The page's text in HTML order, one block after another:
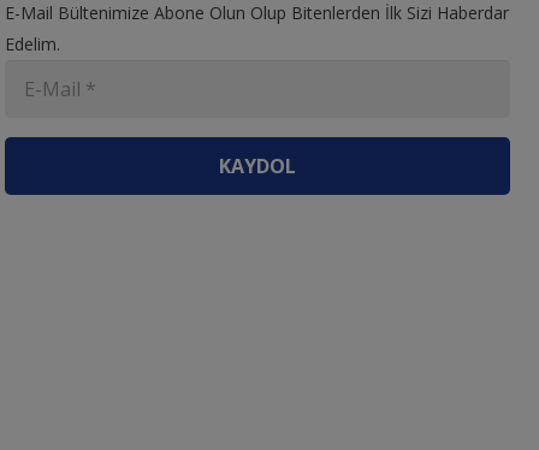
E-Mail Bültenimize Abone Olun Olup Bitenlerden İlk Sizi Haberdar
Edelim.
KAYDOL